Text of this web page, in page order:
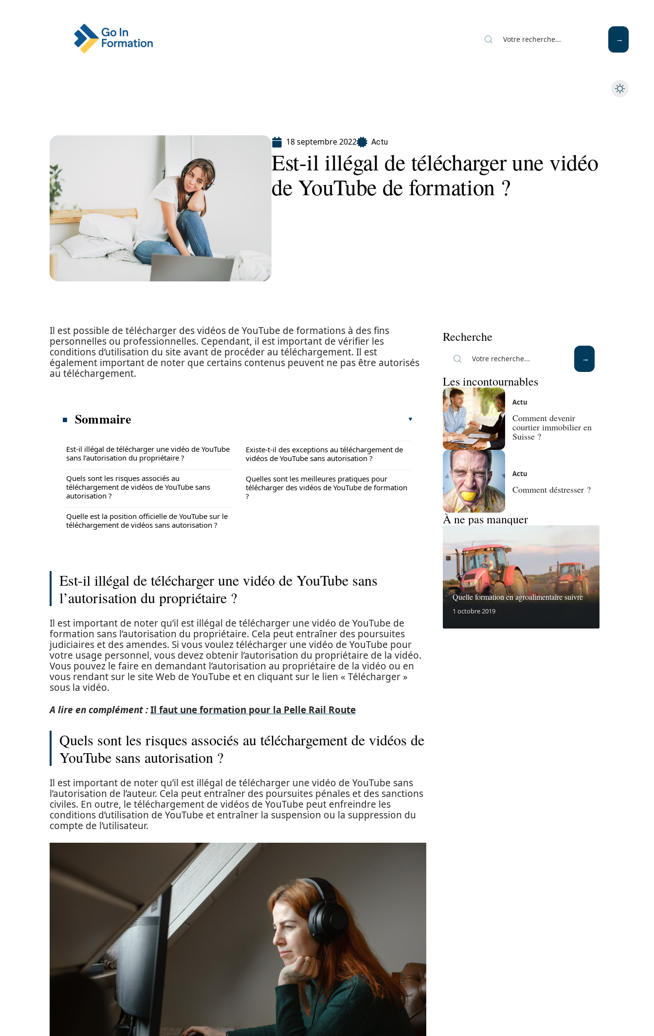
18 septembre 2022 Actu
Est-il illégal de télécharger une vidéo
de YouTube de formation ?
Il est possible de télécharger des vidéos de YouTube de formations à des fins
personnelles ou professionnelles. Cependant, il est important de vérifier les
conditions d’utilisation du site avant de procéder au téléchargement. Il est
également important de noter que certains contenus peuvent ne pas être autorisés
au téléchargement.
Sommaire
Est-il illégal de télécharger une vidéo de YouTube
sans l’autorisation du propriétaire ?
Quels sont les risques associés au
téléchargement de vidéos de YouTube sans
autorisation ?
Quelle est la position officielle de YouTube sur le
téléchargement de vidéos sans autorisation ?
Existe-t-il des exceptions au téléchargement de
vidéos de YouTube sans autorisation ?
Quelles sont les meilleures pratiques pour
télécharger des vidéos de YouTube de formation
?
Est-il illégal de télécharger une vidéo de YouTube sans
l’autorisation du propriétaire ?
Il est important de noter qu’il est illégal de télécharger une vidéo de YouTube de
formation sans l’autorisation du propriétaire. Cela peut entraîner des poursuites
judiciaires et des amendes. Si vous voulez télécharger une vidéo de YouTube pour
votre usage personnel, vous devez obtenir l’autorisation du propriétaire de la vidéo.
Vous pouvez le faire en demandant l’autorisation au propriétaire de la vidéo ou en
vous rendant sur le site Web de YouTube et en cliquant sur le lien « Télécharger »
sous la vidéo.
A lire en complément :Il faut une formation pour la Pelle Rail Route
Quels sont les risques associés au téléchargement de vidéos de
YouTube sans autorisation ?
Il est important de noter qu’il est illégal de télécharger une vidéo de YouTube sans
l’autorisation de l’auteur. Cela peut entraîner des poursuites pénales et des sanctions
civiles. En outre, le téléchargement de vidéos de YouTube peut enfreindre les
conditions d’utilisation de YouTube et entraîner la suspension ou la suppression du
compte de l’utilisateur.
Recherche
Les incontournables
Actu
Comment devenir
courtier immobilier en
Suisse ?
Actu
Comment déstresser ?
À ne pas manquer
Quelle formation en agroalimentaire suivre
1 octobre 2019